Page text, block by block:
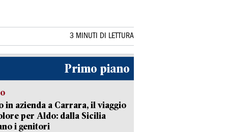
3 MINUTI DI LETTURA
Primo piano
in azienda a Carrara, il viaggio
per Aldo: dalla Sicilia
i genitori